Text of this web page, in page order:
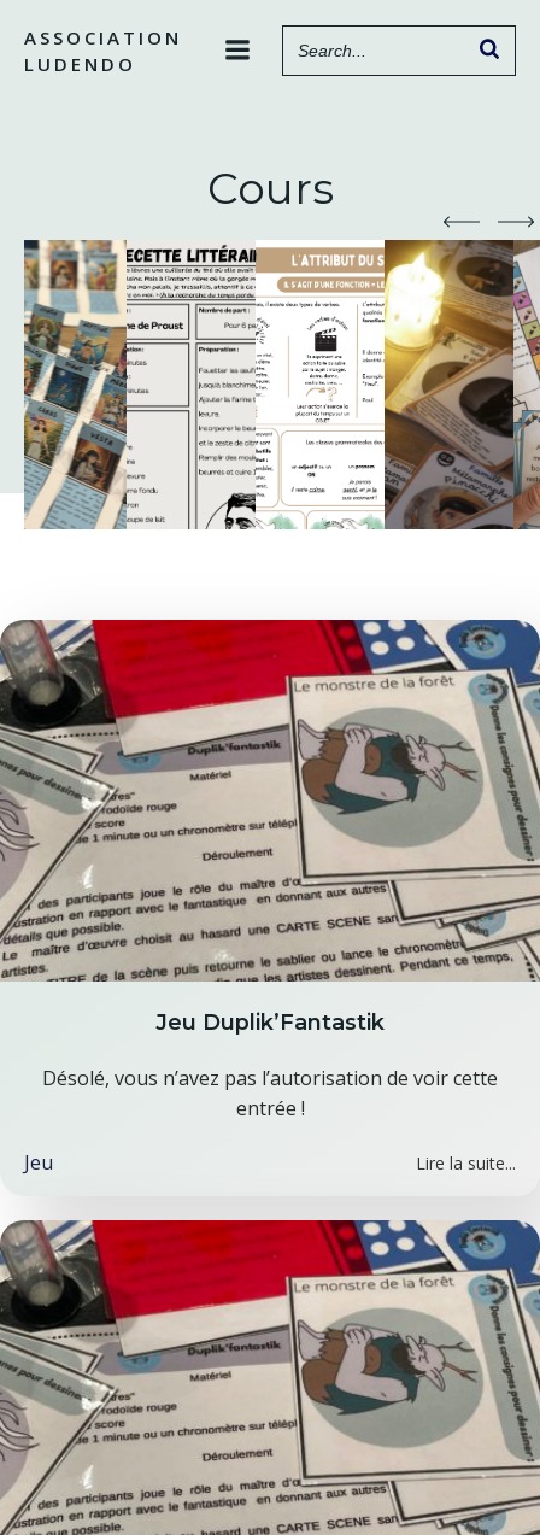
contenu
ASSOCIATION
LUDENDO
Cours
Jeu Duplik’Fantastik
Désolé, vous n’avez pas l’autorisation de voir cette
entrée !
Jeu Lire la suite...